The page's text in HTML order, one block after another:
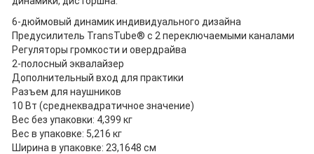
6-дюймовый динамик индивидуального дизайна
Предусилитель TransTube® с 2 переключаемыми каналами
Регуляторы громкости и овердрайва
2-полосный эквалайзер
Дополнительный вход для практики
Разъем для наушников
10 Вт (среднеквадратичное значение)
Вес без упаковки: 4,399 кг
Вес в упаковке: 5,216 кг
Ширина в упаковке: 23,1648 см